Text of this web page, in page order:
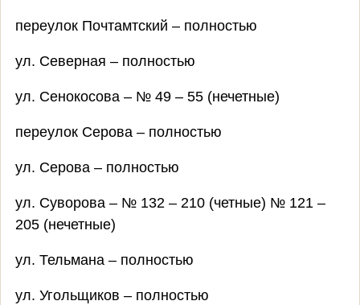
переулок Почтамтский – полностью
ул. Северная – полностью
ул. Сенокосова – № 49 – 55 (нечетные)
переулок Серова – полностью
ул. Серова – полностью
ул. Суворова – № 132 – 210 (четные) № 121 –
205 (нечетные)
ул. Тельмана – полностью
ул. Угольщиков – полностью